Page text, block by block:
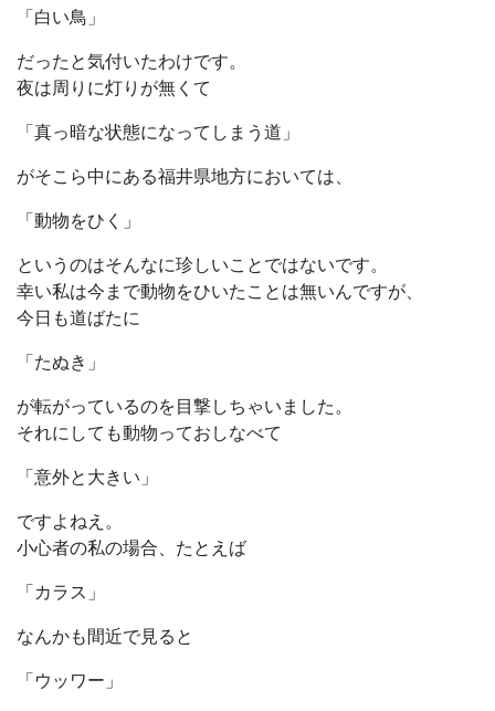
「白い鳥」
だったと気付いたわけです。
夜は周りに灯りが無くて
「真っ暗な状態になってしまう道」
がそこら中にある福井県地方においては、
「動物をひく」
というのはそんなに珍しいことではないです。
幸い私は今まで動物をひいたことは無いんですが、
今日も道ばたに
「たぬき」
が転がっているのを目撃しちゃいました。
それにしても動物っておしなべて
「意外と大きい」
ですよねえ。
小心者の私の場合、たとえば
「カラス」
なんかも間近で見ると
「ウッワー」